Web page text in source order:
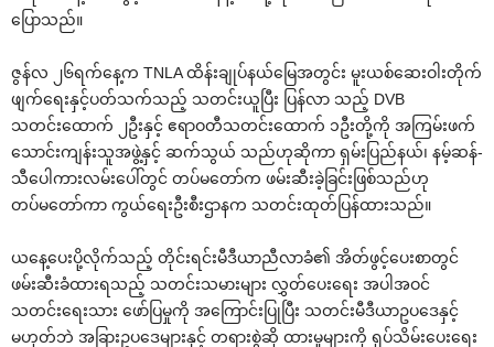
‌ပြောသည်။
ဇွန်လ ၂၆ရက်‌နေ့က TNLA ထိန်းချုပ်နယ်‌မြေအတွင်း မူးယစ်‌ဆေးဝါးတိုက်
ဖျက်‌ရေးနှင့်ပတ်သက်သည့် သတင်းယူပြီး ပြန်လာ သည့် DVB
သတင်း‌ထောက် ၂ဦးနှင့် ဧရာဝတီသတင်း‌ထောက် ၁ဦးတို့ကို အကြမ်းဖက်
‌သောင်းကျန်းသူအဖွဲ့နှင့် ဆက်သွယ် သည်ဟုဆိုကာ ရှမ်းပြည်နယ်၊ နမ့်ဆန်-
သီ‌ပေါကားလမ်း‌ပေါ်တွင် တပ်မ‌တော်က ဖမ်းဆီးခဲ့ခြင်းဖြစ်သည်ဟု
တပ်မ‌တော်ကာ ကွယ်‌ရေးဦးစီးဌာနက သတင်းထုတ်ပြန်ထားသည်။
ယ‌နေ့‌ပေးပို့လိုက်သည့် တိုင်းရင်းမီဒီယာညီလာခံ၏ အိတ်ဖွင့်‌ပေးစာတွင်
ဖမ်းဆီးခံထားရသည့် သတင်းသမားများ လွှတ်‌ပေး‌ရေး အပါအဝင်
သတင်း‌ရေးသား ‌ဖော်ပြမှုကို အ‌ကြောင်းပြုပြီး သတင်းမီဒီယာဥပ‌ဒေနှင့်
မဟုတ်ဘဲ အခြားဥပ‌ဒေများနှင့် တရားစွဲဆို ထားမှုများကို ရုပ်သိမ်း‌ပေး‌ရေး